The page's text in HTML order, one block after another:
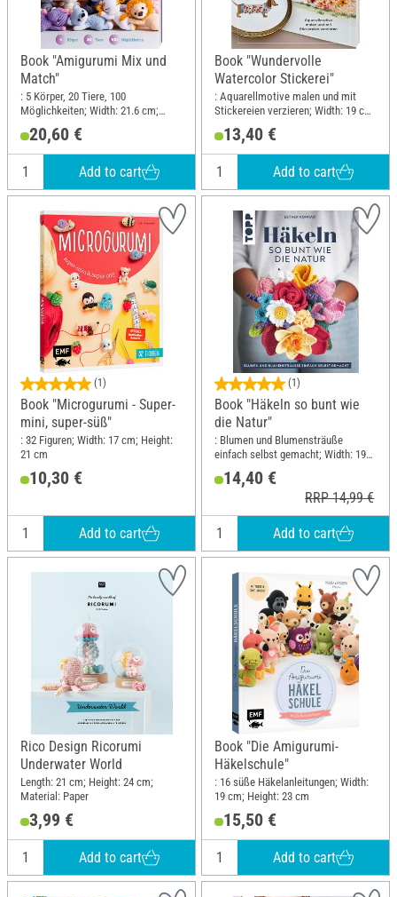
Book "Amigurumi Mix und
Match"
: 5 Körper, 20 Tiere, 100
Möglichkeiten; Width: 21.6 cm;
Height: 27.9 cm
20,60 €
Add to cart
Book "Wundervolle
Watercolor Stickerei"
: Aquarellmotive malen und mit
Stickereien verzieren; Width: 19 cm;
Height: 24.5 cm
13,40 €
Add to cart
(1)
Book "Microgurumi - Super-
mini, super-süß"
: 32 Figuren; Width: 17 cm; Height:
21 cm
10,30 €
Add to cart
(1)
Book "Häkeln so bunt wie
die Natur"
: Blumen und Blumensträuße
einfach selbst gemacht; Width: 19
14,40 €
RRP 14,99 €
Add to cart
Rico Design Ricorumi
Underwater World
Length: 21 cm; Height: 24 cm;
Material: Paper
3,99 €
Add to cart
Book "Die Amigurumi-
Häkelschule"
: 16 süße Häkelanleitungen; Width:
19 cm; Height: 23 cm
15,50 €
Add to cart